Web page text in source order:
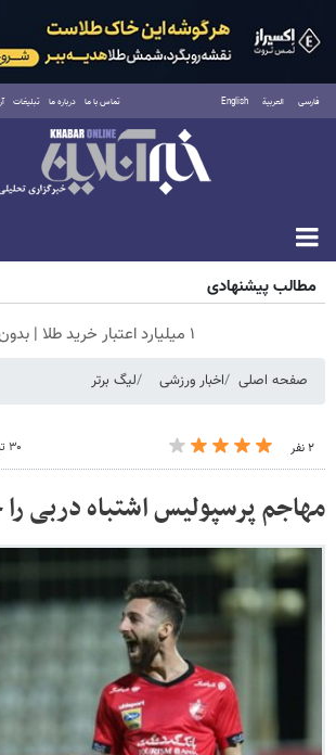
فارسی العربية English تماس با ما درباره ما تبلیغات
جمعه ۱۶ مرداد ۱۴۰۵
مطالب پیشنهادی
۱ میلیارد اعتبار خرید طلا | بدون ضامن و چک
صفحه اصلی اخبار ورزشی لیگ برتر
۲ نفر ۳۰ تیر ۱۴۰۰ - ۰۶:۰۰
مهاجم پرسپولیس اشتباه دربی را